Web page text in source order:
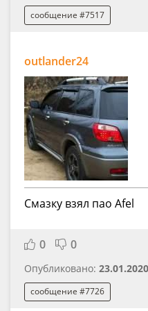
сообщение #7517
outlander24
Смазку взял пао Afel
0 0
Опубликовано:
сообщение #7726